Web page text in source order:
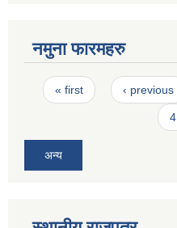
नमुना फारमहरु
Pages
« first ‹ previous
4
अन्य